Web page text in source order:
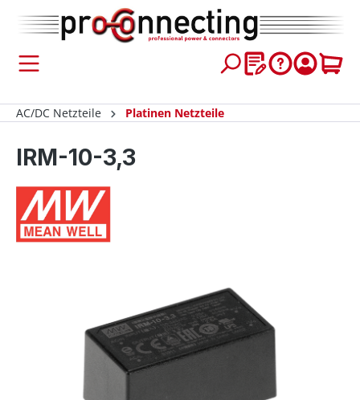
springen
AC/DC Netzteile Platinen Netzteile
IRM-10-3,3